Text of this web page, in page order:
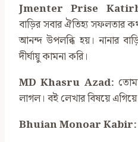
Jmenter Prise
বাড়ির সবার ঐতিহ্য সফলতার
আনন্দ উপলব্ধি হয়। নানার
দীর্ঘায়ু কামনা করি।
MD Khasru Azad:
লাগল। বই লেখার বিষয়ে
Bhuian Monoar Kabir: